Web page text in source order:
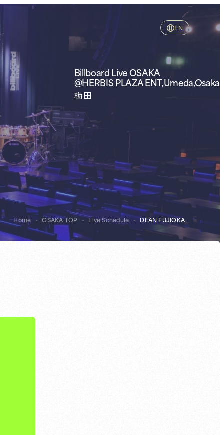
EN
Billboard Live OSAKA
@HERBIS PLAZA ENT,Umeda,Osaka
梅田
Home - OSAKA TOP - Live Schedule - DEAN FUJIOKA